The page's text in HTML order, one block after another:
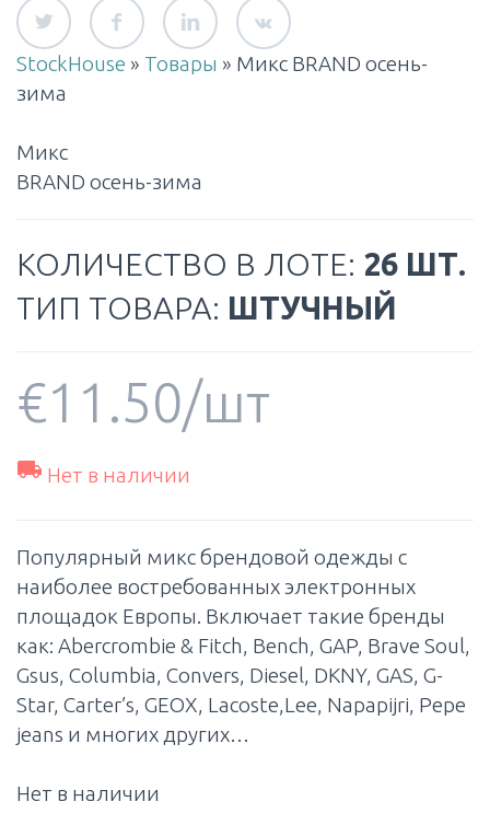
StockHouse » Товары » Микс BRAND осень-
зима
Микс
BRAND осень-зима
КОЛИЧЕСТВО В ЛОТЕ: 26 ШТ.
ТИП ТОВАРА: ШТУЧНЫЙ
€11.50/шт
 Нет в наличии
Популярный микс брендовой одежды с
наиболее востребованных электронных
площадок Европы. Включает такие бренды
как: Abercrombie & Fitch, Bench, GAP, Brave Soul,
Gsus, Columbia, Convers, Diesel, DKNY, GAS, G-
Star, Carter’s, GEOX, Lacoste,Lee, Napapijri, Pepe
jeans и многих других…
Нет в наличии